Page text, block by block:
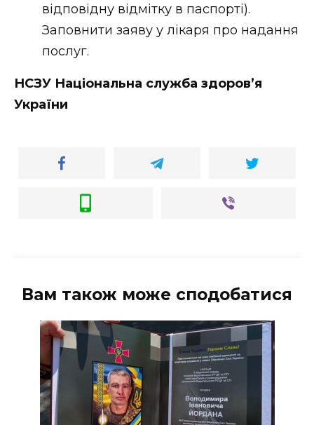
відповідну відмітку в паспорті).
Заповнити заяву у лікаря про надання
послуг.
НСЗУ Національна служба здоров’я
України
Вам також може сподобатися